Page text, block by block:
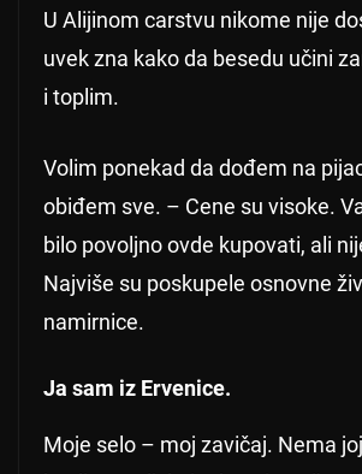
U Alijinom carstvu nikome nije
uvek zna kako da besedu učini
i toplim.
Volim ponekad da dođem na
obiđem sve. – Cene su visoke.
bilo povoljno ovde kupovati, ali
Najviše su poskupele osnovne
namirnice.
Ja sam iz Ervenice.
Moje selo – moj zavičaj. Nema